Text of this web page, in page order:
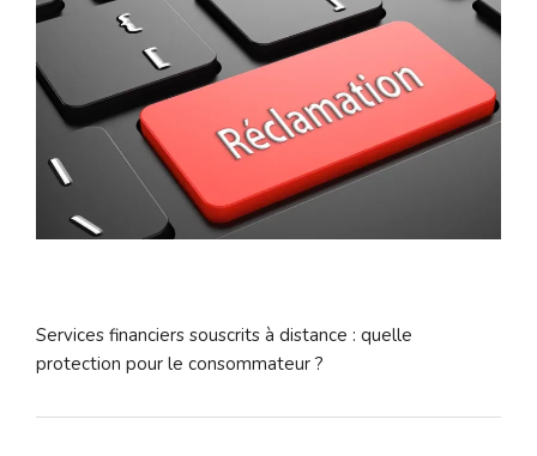
Services financiers souscrits à distance : quelle
protection pour le consommateur ?